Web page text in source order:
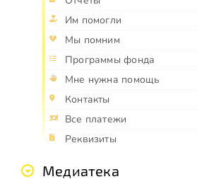
Им помогли
Мы помним
Программы фонда
Мне нужна помощь
Контакты
Все платежи
Реквизиты
Медиатека